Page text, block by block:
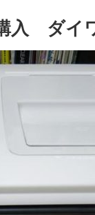
入 ダイ